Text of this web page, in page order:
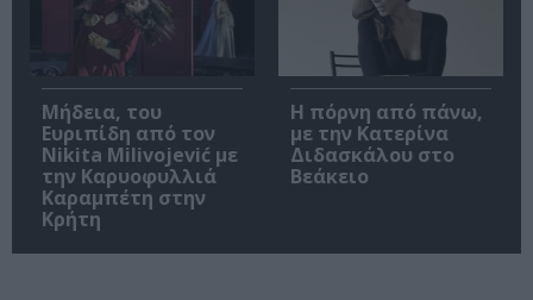
Μήδεια, του
Ευριπίδη από τον
Nikita Milivojević με
την Καρυοφυλλιά
Καραμπέτη στην
Κρήτη
Η πόρνη από πάνω,
με την Κατερίνα
Διδασκάλου στο
Βεάκειο